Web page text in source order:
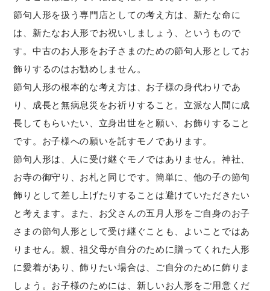
節句人形を扱う専門店としての考え方は、新たな命に
は、新たなお人形でお祝いしましょう、というもので
す。中古のお人形をお子さまのための節句人形としてお
飾りするのはお勧めしません。
節句人形の根本的な考え方は、お子様の身代わりであ
り、成長と無病息災をお祈りすること。立派な人間に成
長してもらいたい、立身出世をと願い、お飾りすること
です。お子様への願いを託すモノであります。
節句人形は、人に受け継ぐモノではありません。神社、
お寺の御守り、お札と同じです。簡単に、他の子の節句
飾りとして差し上げたりすることは避けていただきたい
と考えます。また、お父さんの五月人形をご自身のお子
さまの節句人形として受け継ぐことも、よいことではあ
りません。親、祖父母が自分のために贈ってくれた人形
に愛着があり、飾りたい場合は、ご自分のために飾りま
しょう。お子様のためには、新しいお人形をご用意くだ